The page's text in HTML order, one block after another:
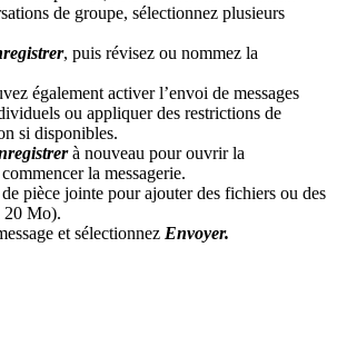
de groupe, sélectionnez plusieurs
, puis révisez ou nommez la
également activer l’envoi de messages
ou appliquer des restrictions de
si disponibles.
à nouveau pour ouvrir la
la messagerie.
pièce jointe pour ajouter des fichiers ou des
20 Mo).
et sélectionnez Envoyer.